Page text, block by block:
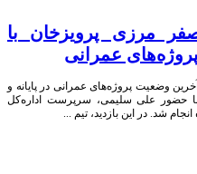
مرزی پرویزخان با
عمرانی
وضعیت پروژه‌های عمرانی در پایانه و
با حضور علی سلیمی، سرپرست اداره‌کل
شد. در این بازدید، تیم ...